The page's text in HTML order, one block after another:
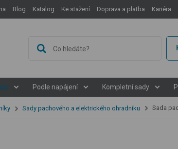
Blog Katalog Ke stažení Doprava a platba Kariéra
Podle napájení Kompletní sady
Sady pachového a elektrického ohradníku Sada pachový